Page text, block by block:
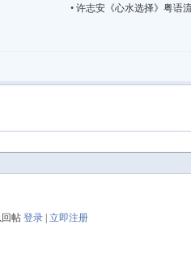
• 许志安《心水选择》粤语
帖 登录 立即注册